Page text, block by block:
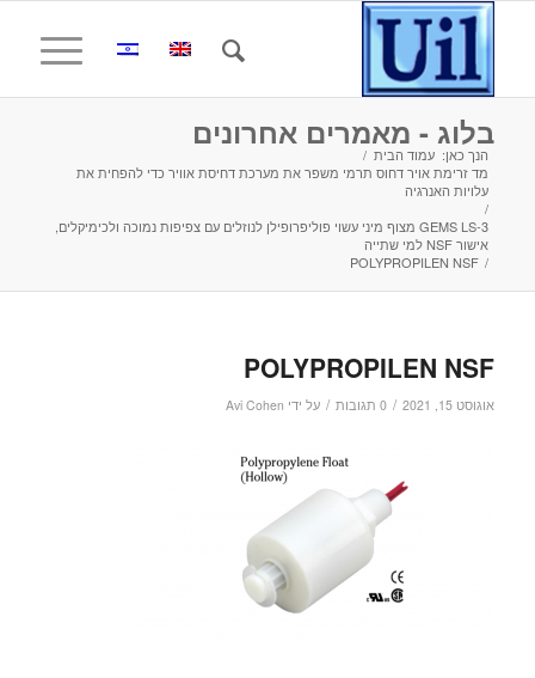
בלוג - מאמרים אחרונים
הנך כאן: עמוד הבית /
מד זרימת אויר דחוס תרמי משפר את מערכת דחיסת אוויר כדי להפחית את
עלויות האנרגיה
/
GEMS LS-3 מצוף מיני עשוי פוליפרופילן לנוזלים עם צפיפות נמוכה ולכימיקלים,
אישור NSF למי שתייה
/
POLYPROPILEN NSF
POLYPROPILEN NSF
אוגוסט 15, 2021 / 0 תגובות / על ידי Avi Cohen